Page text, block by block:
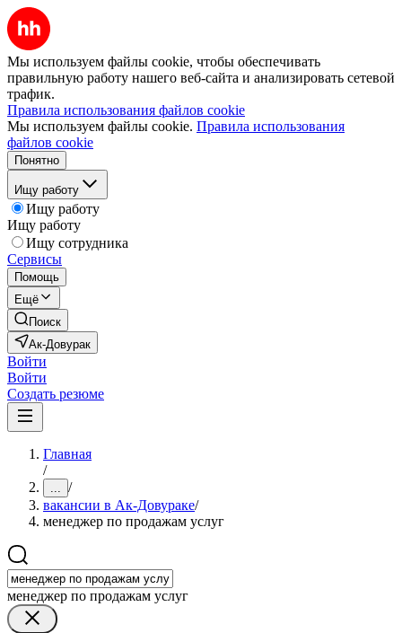
Мы используем файлы cookie, чтобы обеспечивать
правильную работу нашего веб-сайта и анализировать сетевой
трафик.
Правила использования файлов cookie
Мы используем файлы cookie. Правила использования
файлов cookie
Понятно
Ищу работу
Ищу работу
Ищу работу
Ищу сотрудника
Сервисы
Помощь
Ещё
Поиск
Ак-Довурак
Войти
Войти
Создать резюме
Главная
/
... /
вакансии в Ак-Довураке/
менеджер по продажам услуг
менеджер по продажам услуг